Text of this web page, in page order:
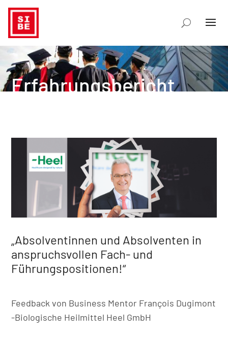
Erfahrungsbericht
„Absolventinnen und Absolventen in
anspruchsvollen Fach- und
Führungspositionen!“
Feedback von Business Mentor François Dugimont
-Biologische Heilmittel Heel GmbH